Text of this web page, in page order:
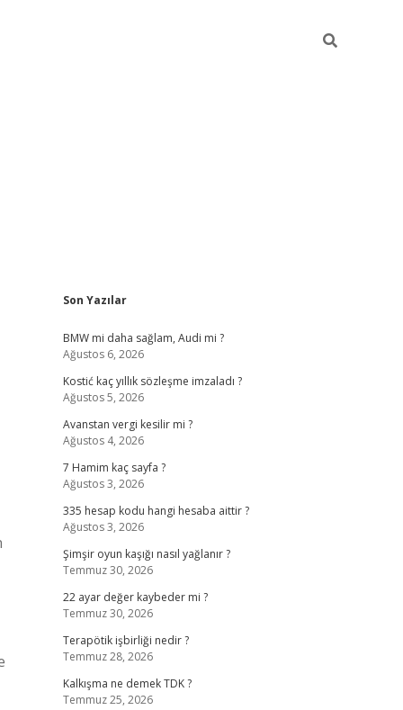
Sidebar
Son Yazılar
BMW mi daha sağlam, Audi mi ?
Ağustos 6, 2026
Kostić kaç yıllık sözleşme imzaladı ?
Ağustos 5, 2026
Avanstan vergi kesilir mi ?
Ağustos 4, 2026
7 Hamim kaç sayfa ?
Ağustos 3, 2026
335 hesap kodu hangi hesaba aittir ?
Ağustos 3, 2026
Şimşir oyun kaşığı nasıl yağlanır ?
Temmuz 30, 2026
22 ayar değer kaybeder mi ?
Temmuz 30, 2026
Terapötik işbirliği nedir ?
Temmuz 28, 2026
Kalkışma ne demek TDK ?
Temmuz 25, 2026